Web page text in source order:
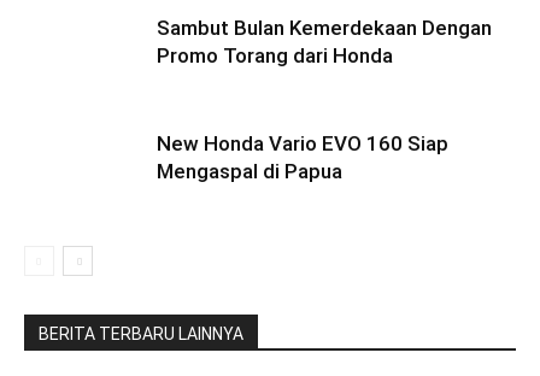
Sambut Bulan Kemerdekaan Dengan
Promo Torang dari Honda
New Honda Vario EVO 160 Siap
Mengaspal di Papua
BERITA TERBARU LAINNYA